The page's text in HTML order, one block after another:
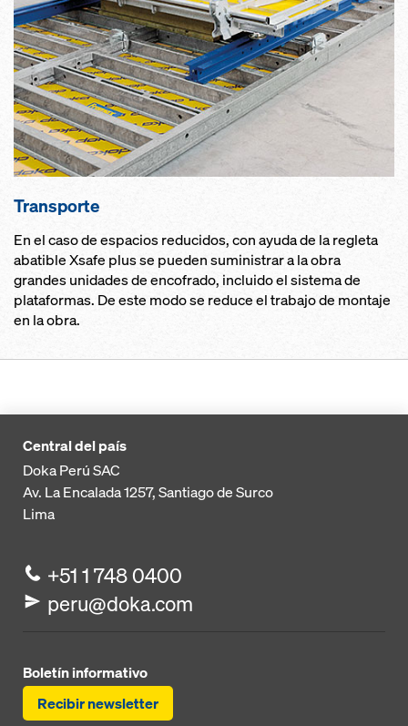
Transporte
En el caso de espacios reducidos, con ayuda de la regleta
abatible Xsafe plus se pueden suministrar a la obra
grandes unidades de encofrado, incluido el sistema de
plataformas. De este modo se reduce el trabajo de montaje
en la obra.
Central del país
Doka Perú SAC
Av. La Encalada 1257,Santiago de Surco
Lima
+51 1 748 0400
peru@doka.com
Boletín informativo
Recibir newsletter